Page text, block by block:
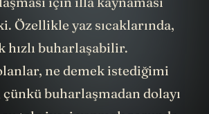
için illa kaynaması
Özellikle yaz sıcaklarında,
hızlı buharlaşabilir.
ne demek istediğimi
çünkü buharlaşmadan dolayı